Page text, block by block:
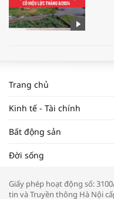
Trang chủ
Kinh tế - Tài chính
Bất động sản
Đời sống
Giấy phép hoạt động số:
tin và Truyền thông Hà Nội